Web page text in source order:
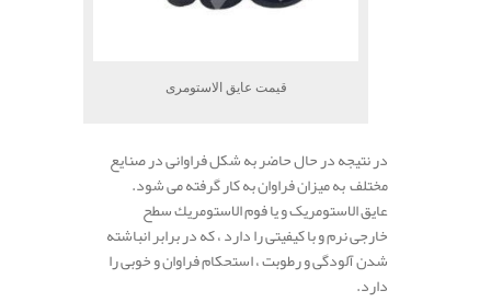
قیمت عایق الاستومری
در نتیجه در حال حاضر به شکل فراوانی در صنایع
مختلف به میزان فراوان به کار گرفته می شود.
عایق الاستومریک و یا فوم الاستومريك سطح
خارجی نرم و با کیفیتی را دارد ، که در برابر انباشته
شدن آلودگی و رطوبت ، استحکام فراوان و خوبی را
دارد.